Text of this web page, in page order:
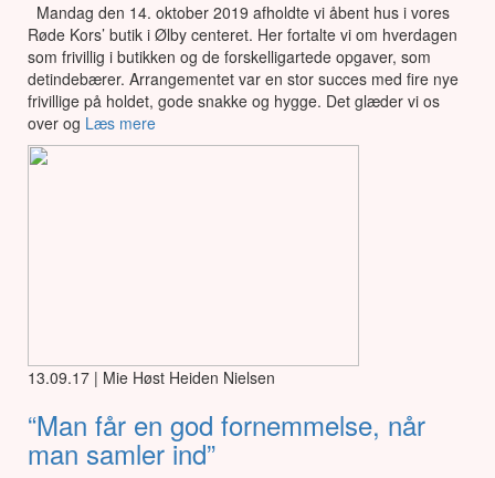
Mandag den 14. oktober 2019 afholdte vi åbent hus i vores
Røde Kors’ butik i Ølby centeret. Her fortalte vi om hverdagen
som frivillig i butikken og de forskelligartede opgaver, som
detindebærer. Arrangementet var en stor succes med fire nye
frivillige på holdet, gode snakke og hygge. Det glæder vi os
over og Læs mere
13.09.17 | Mie Høst Heiden Nielsen
“Man får en god fornemmelse, når
man samler ind”